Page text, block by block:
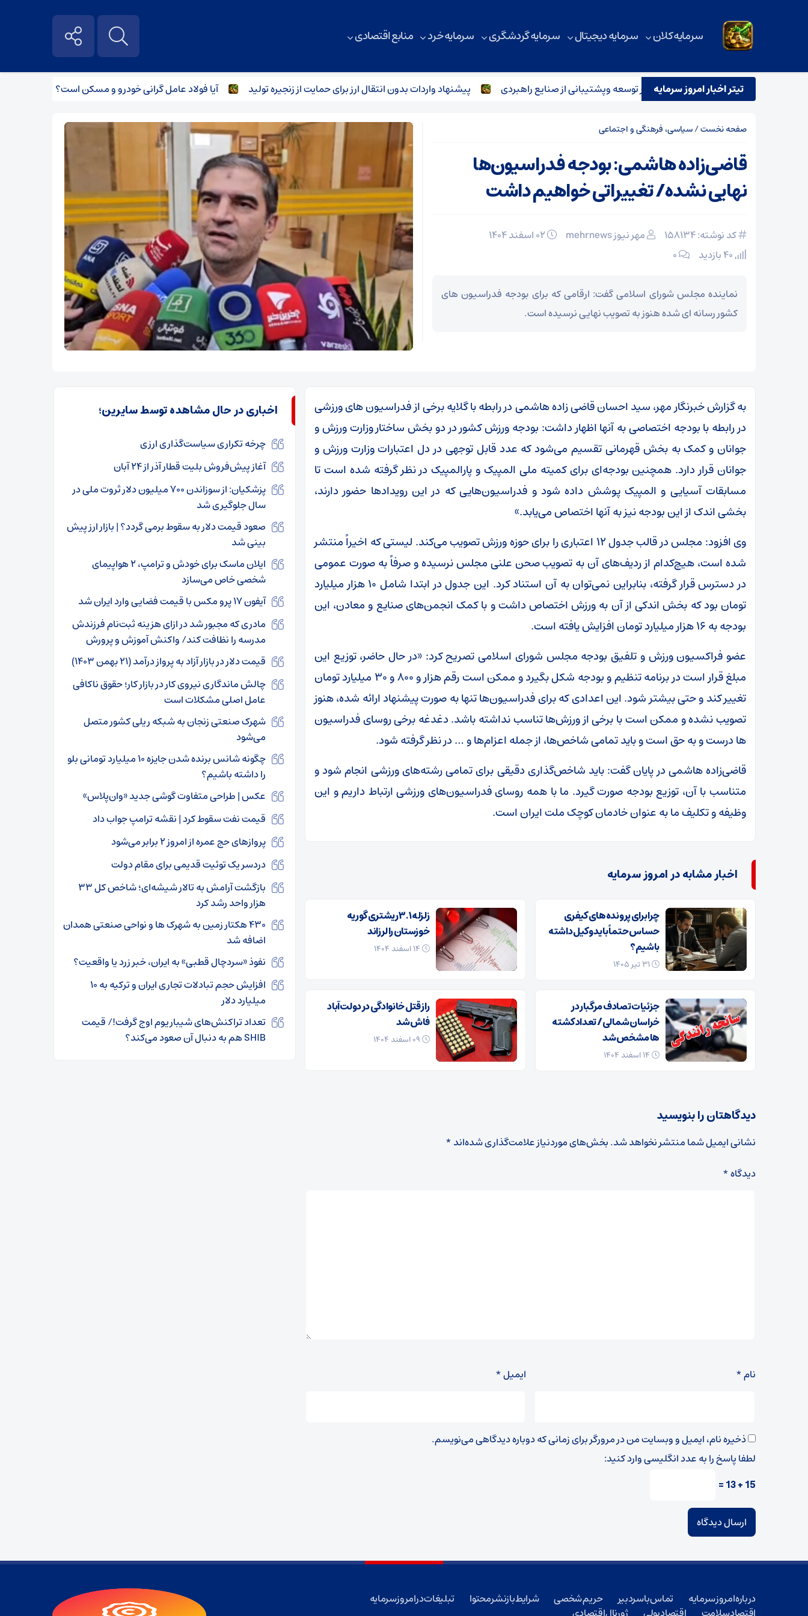
سرمایه کلان سرمایه دیجیتال سرمایه گردشگری سرمایه خرد منابع اقتصادی
تیتر اخبار امروز سرمایه
شرکت پایساز برای نقش‌آفرینی در توسعه وپشتیبانی از صنایع راهبردی پیشنهاد واردات بدون انتقال ارز برای حمایت از زنجیره تولید آیا فولاد عامل گرانی خودرو و مسکن است؟
صفحه نخست/سیاسی، فرهنگی و اجتماعی
قاضی‌زاده هاشمی: بودجه فدراسیون‌ها
نهایی نشده/ تغییراتی خواهیم داشت
کد نوشته: 158134 مهر نیوز mehrnews
۰
نماینده مجلس شورای اسلامی گفت: ارقامی که برای بودجه فدراسیون های
کشور رسانه ای شده هنوز به تصویب نهایی نرسیده است.
به گزارش خبرنگار مهر، سید احسان قاضی زاده هاشمی در رابطه با گلایه برخی از فدراسیون های ورزشی
در رابطه با بودجه اختصاصی به آنها اظهار داشت: بودجه ورزش کشور در دو بخش ساختار وزارت ورزش و
جوانان و کمک به بخش قهرمانی تقسیم می‌شود که عدد قابل توجهی در دل اعتبارات وزارت ورزش و
جوانان قرار دارد. همچنین بودجه‌ای برای کمیته ملی المپیک و پارالمپیک در نظر گرفته شده است تا
مسابقات آسیایی و المپیک پوشش داده شود و فدراسیون‌هایی که در این رویدادها حضور دارند،
بخشی اندک از این بودجه نیز به آنها اختصاص می‌یابد.»
وی افزود: مجلس در قالب جدول ۱۲ اعتباری را برای حوزه ورزش تصویب می‌کند. لیستی که اخیراً منتشر
شده است، هیچ‌کدام از ردیف‌های آن به تصویب صحن علنی مجلس نرسیده و صرفاً به صورت عمومی
در دسترس قرار گرفته، بنابراین نمی‌توان به آن استناد کرد. این جدول در ابتدا شامل ۱۰ هزار میلیارد
تومان بود که بخش اندکی از آن به ورزش اختصاص داشت و با کمک انجمن‌های صنایع و معادن، این
بودجه به ۱۶ هزار میلیارد تومان افزایش یافته است.
عضو فراکسیون ورزش و تلفیق بودجه مجلس شورای اسلامی تصریح کرد: «در حال حاضر، توزیع این
مبلغ قرار است در برنامه تنظیم و بودجه شکل بگیرد و ممکن است رقم هزار و ۸۰۰ و ۳۰ میلیارد تومان
تغییر کند و حتی بیشتر شود. این اعدادی که برای فدراسیون‌ها تنها به صورت پیشنهاد ارائه شده، هنوز
تصویب نشده و ممکن است با برخی از ورزش‌ها تناسب نداشته باشد. دغدغه برخی روسای فدراسیون
ها درست و به حق است و باید تمامی شاخص‌ها، از جمله اعزام‌ها و … در نظر گرفته شود.
قاضی‌زاده هاشمی در پایان گفت: باید شاخص‌گذاری دقیقی برای تمامی رشته‌های ورزشی انجام شود و
متناسب با آن، توزیع بودجه صورت گیرد. ما با همه روسای فدراسیون‌های ورزشی ارتباط داریم و این
وظیفه و تکلیف ما به عنوان خادمان کوچک ملت ایران است.
اخبار مشابه در امروز سرمایه
چرا برای پرونده‌های کیفری
حساس حتماً باید وکیل داشته
باشیم؟
زلزله ۳.۱ ریشتری گوریه
خوزستان را لرزاند
جزئیات تصادف مرگبار در
خراسان‌شمالی/ تعداد کشته
ها مشخص شد
راز قتل خانوادگی در دولت‌آباد
فاش شد
دیدگاهتان را بنویسید
نشانی ایمیل شما منتشر نخواهد شد.بخش‌های موردنیاز علامت‌گذاری شده‌اند*
دیدگاه*
نام* ایمیل*
ذخیره نام، ایمیل و وبسایت من در مرورگر برای زمانی که دوباره دیدگاهی می‌نویسم.
لطفا پاسخ را به عدد انگلیسی وارد کنید:
15 + 13 =
اخباری در حال مشاهده توسط سایرین؛
چرخه تکراری سیاست‌گذاری ارزی
آغاز پیش‌فروش بلیت قطار آذر از ۲۴ آبان‌
پزشکیان: از سوزاندن ۷۰۰ میلیون دلار ثروت ملی در
سال جلوگیری شد
صعود قیمت دلار به سقوط برمی گردد؟ | بازار ارز پیش
بینی شد
ایلان ماسک برای خودش و ترامپ، ۲ هواپیمای
شخصی خاص می‌سازد
آیفون ۱۷ پرو مکس با قیمت فضایی وارد ایران شد
مادری که مجبور شد در ازای هزینه ثبت‌نام فرزندش
مدرسه را نظافت کند/ واکنش آموزش و پرورش
قیمت دلار در بازار آزاد به پرواز درآمد (۲۱ بهمن ۱۴۰۳)
چالش ماندگاری نیروی کار در بازار کار؛ حقوق ناکافی
عامل اصلی مشکلات است
شهرک صنعتی زنجان به شبکه ریلی کشور متصل
می‌شود
چگونه شانس برنده شدن جایزه ۱۰ میلیارد تومانی بلو
را داشته باشیم؟
عکس | طراحی متفاوت گوشی جدید «وان‌پلاس»
قیمت نفت سقوط کرد | نقشه ترامپ جواب داد
پروازهای حج عمره از امروز ۲ برابر می‌شود
دردسر یک توئیت قدیمی برای مقام دولت
بازگشت آرامش به تالار شیشه‌ای؛ شاخص کل ۳۳
هزار واحد رشد کرد
۴۳۰ هکتار زمین به شهرک ها و نواحی صنعتی همدان
اضافه شد
نفوذ «سردچال قطبی» به ایران، خبر زرد یا واقعیت؟
افزایش حجم تبادلات تجاری ایران و ترکیه به ۱۰
میلیارد دلار
تعداد تراکنش‌های شیباریوم اوج گرفت!/ قیمت
SHIB هم به دنبال آن صعود می‌کند؟
درباره امروز سرمایه تماس با سردبیر حریم شخصی شرایط بازنشر محتوا
تبلیغات در امروز سرمایه